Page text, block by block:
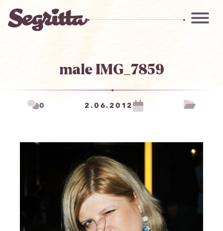
male IMG_7859
0 2.06.2012